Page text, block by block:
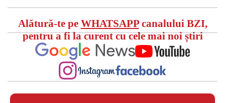
Alătură-te pe WHATSAPPcanalului BZI,
pentru a fi la curent cu cele mai noi știri